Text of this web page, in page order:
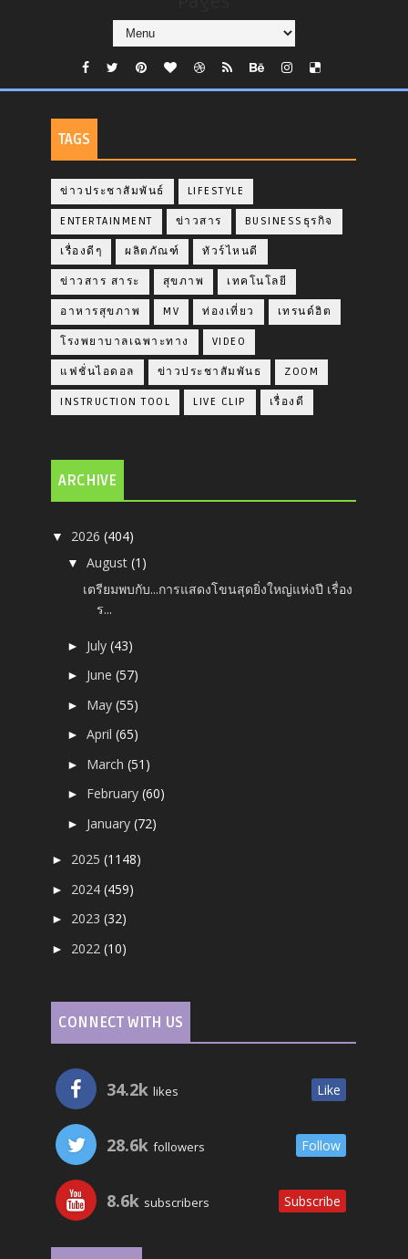
TAGS
ข่าวประชาสัมพันธ์ LIFESTYLE
ENTERTAINMENT ข่าวสาร BUSINESSธุรกิจ
เรื่องดีๆ ผลิตภัณฑ์ ทัวร์ไหนดี
ข่าวสาร สาระ สุขภาพ เทคโนโลยี
อาหารสุขภาพ MV ท่องเที่ยว เทรนด์ฮิต
โรงพยาบาลเฉพาะทาง VIDEO
แฟชั่นไอดอล ข่าวประชาสัมพันธ ZOOM
INSTRUCTION TOOL LIVE CLIP เรื่องดี
ARCHIVE
▼ 2026(404)
▼August(1)
เตรียมพบกับ...การแสดงโขนสุดยิ่งใหญ่แห่งปี เรื่อง
ร...
► July(43)
► June(57)
► May(55)
►April(65)
► March(51)
► February(60)
► January(72)
► 2025(1148)
► 2024(459)
► 2023(32)
► 2022(10)
CONNECT WITH US
34.2k likes Like
28.6k followers Follow
8.6k subscribers Subscribe